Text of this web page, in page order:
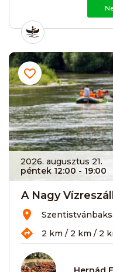
2026. augusztus 21.
péntek 12:00 - 19:00
A Nagy
2 km / 2 km / 2